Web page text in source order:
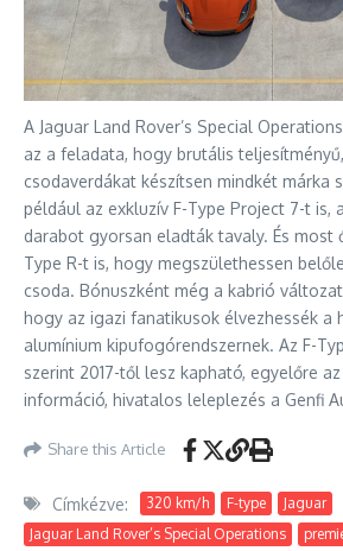
A Jaguar Land Rover’s Special
az a feladata, hogy brutális
csodaverdákat készítsen mindkét márka
például az exkluzív F-Type Project 7-t is,
darabot gyorsan eladták tavaly. És most
Type R-t is, hogy megszülethessen
csoda. Bónuszként még a kabrió
hogy az igazi fanatikusok élvezhessék a
alumínium kipufogórendszernek. Az F-
szerint 2017-től lesz kapható, egyelőre
információ, hivatalos leleplezés a Genfi
Share this Article
Címkézve: 320 km/h F-type
Jaguar
Jaguar Land Rover’s Special Operations